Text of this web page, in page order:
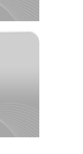
voir tous les partenaires